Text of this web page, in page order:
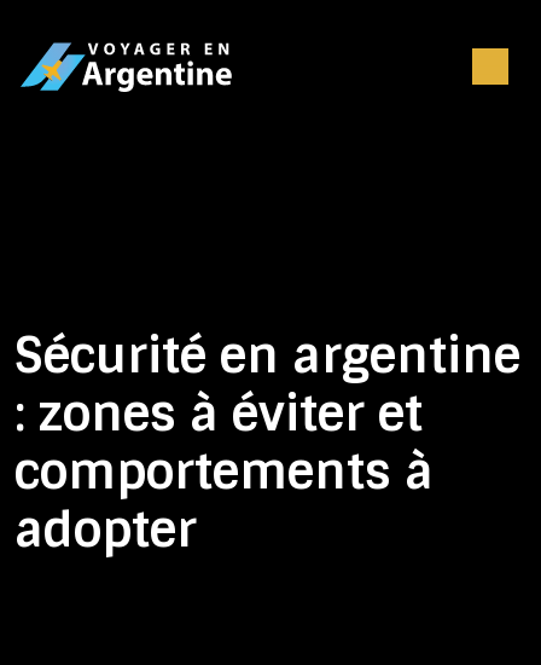
Sécurité en argentine
: zones à éviter et
comportements à
adopter